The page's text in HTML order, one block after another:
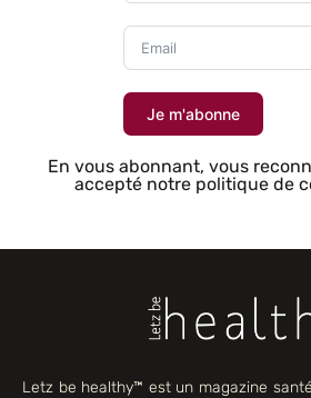
Je m'abonne
En vous abonnant, vous
accepté notre politique de
Letz be healthy™ est un magazine